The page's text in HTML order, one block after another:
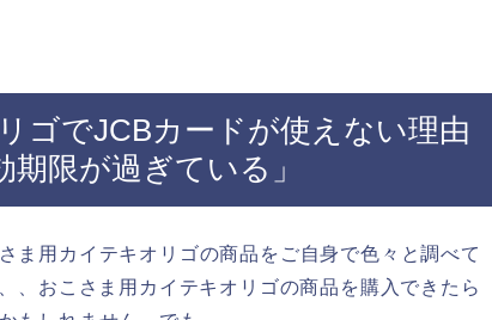
ゴでJCBカードが使えない理由
限が過ぎている」
ま用カイテキオリゴの商品をご自身で色々と調べて
、おこさま用カイテキオリゴの商品を購入できたら